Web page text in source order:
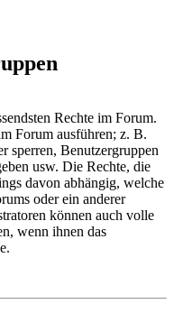
Rechte im Forum.
Forum ausführen; z. B.
sperren, Benutzergruppen
usw. Die Rechte, die
davon abhängig, welche
oder ein anderer
können auch volle
wenn ihnen das